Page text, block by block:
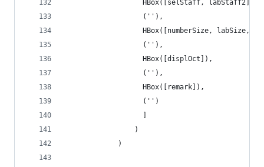
                   HBox([selStaff, labStaff2]),
                   (''),
HBox([numberSize, labSize,
                   (''),
                   HBox([displOct]),
                   (''),
                   HBox([remark]),
                   ('')
                 )
             )